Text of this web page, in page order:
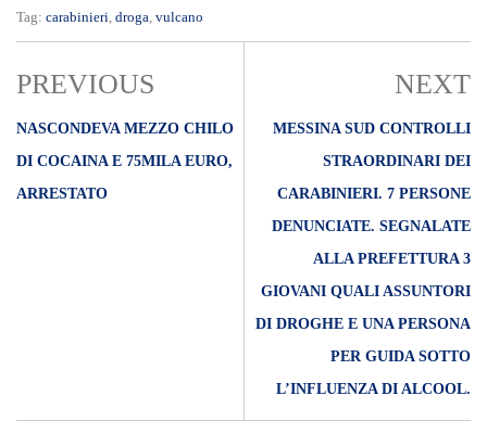
Tag: carabinieri, droga, vulcano
PREVIOUS
NASCONDEVA MEZZO CHILO
DI COCAINA E 75MILA EURO,
ARRESTATO
NEXT
MESSINA SUD CONTROLLI
STRAORDINARI DEI
CARABINIERI. 7 PERSONE
DENUNCIATE. SEGNALATE
ALLA PREFETTURA 3
GIOVANI QUALI ASSUNTORI
DI DROGHE E UNA PERSONA
PER GUIDA SOTTO
L’INFLUENZA DI ALCOOL.